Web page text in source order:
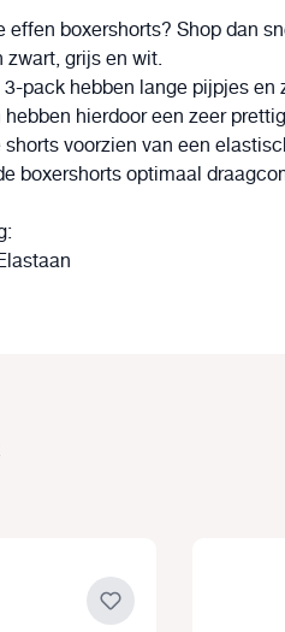
effen boxershorts? Shop dan
zwart, grijs en wit.
pack hebben lange pijpjes
hierdoor een zeer
voorzien van een
boxershorts optimaal